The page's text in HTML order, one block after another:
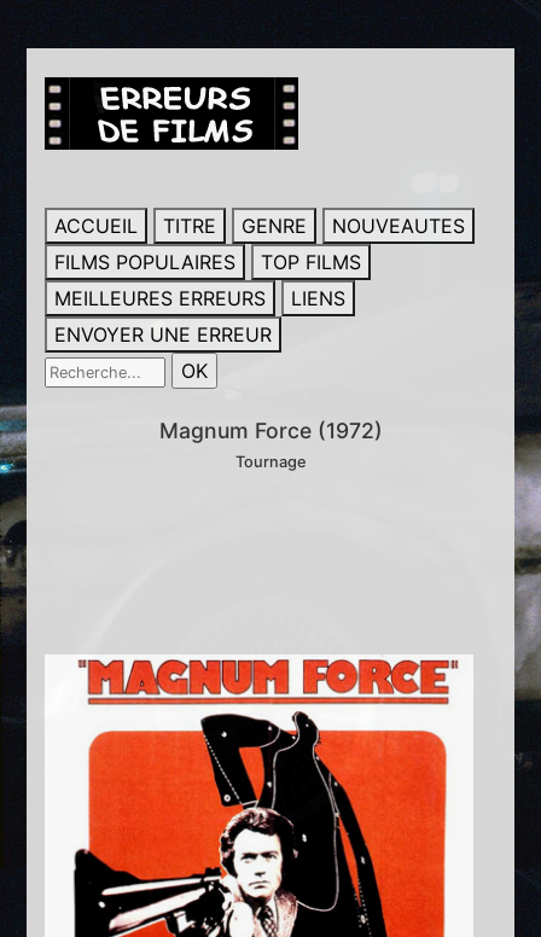
ACCUEIL TITRE GENRE
NOUVEAUTES
FILMS POPULAIRES
TOP FILMS
MEILLEURES ERREURS
LIENS
ENVOYER UNE ERREUR
Magnum Force (1972)
Tournage